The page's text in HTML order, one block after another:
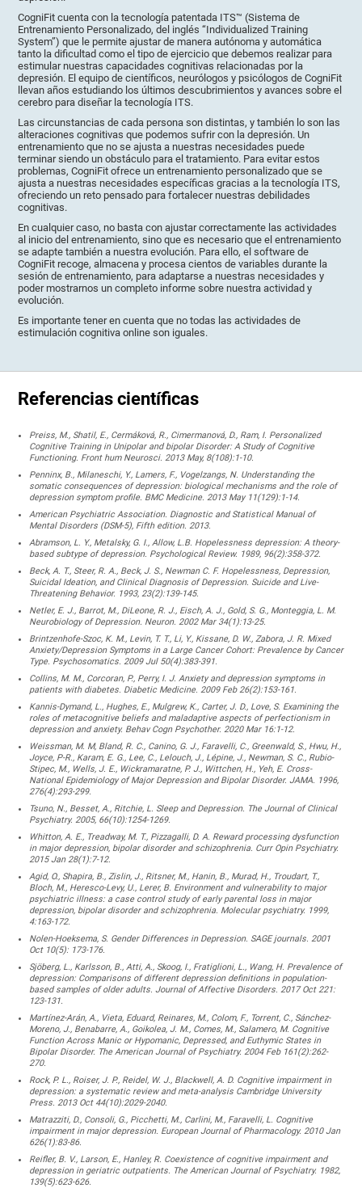
CogniFit cuenta con la tecnología patentada ITS™ (Sistema de
Entrenamiento Personalizado, del inglés “Individualized Training
System”) que le permite ajustar de manera autónoma y automática
tanto la dificultad como el tipo de ejercicio que debemos realizar para
estimular nuestras capacidades cognitivas relacionadas por la
depresión. El equipo de científicos, neurólogos y psicólogos de CogniFit
llevan años estudiando los últimos descubrimientos y avances sobre el
cerebro para diseñar la tecnología ITS.
Las circunstancias de cada persona son distintas, y también lo son las
alteraciones cognitivas que podemos sufrir con la depresión. Un
entrenamiento que no se ajusta a nuestras necesidades puede
terminar siendo un obstáculo para el tratamiento. Para evitar estos
problemas, CogniFit ofrece un entrenamiento personalizado que se
ajusta a nuestras necesidades específicas gracias a la tecnología ITS,
ofreciendo un reto pensado para fortalecer nuestras debilidades
cognitivas.
En cualquier caso, no basta con ajustar correctamente las actividades
al inicio del entrenamiento, sino que es necesario que el entrenamiento
se adapte también a nuestra evolución. Para ello, el software de
CogniFit recoge, almacena y procesa cientos de variables durante la
sesión de entrenamiento, para adaptarse a nuestras necesidades y
poder mostrarnos un completo informe sobre nuestra actividad y
evolución.
Es importante tener en cuenta que no todas las actividades de
estimulación cognitiva online son iguales.
Referencias científicas
Preiss, M., Shatil, E., Cermáková, R., Cimermanová, D., Ram, I. Personalized
Cognitive Training in Unipolar and bipolar Disorder: A Study of Cognitive
Functioning. Front hum Neurosci. 2013 May, 8(108):1-10.
Penninx, B., Milaneschi, Y., Lamers, F., Vogelzangs, N. Understanding the
somatic consequences of depression: biological mechanisms and the role of
depression symptom profile. BMC Medicine. 2013 May 11(129):1-14.
American Psychiatric Association. Diagnostic and Statistical Manual of
Mental Disorders (DSM-5), Fifth edition. 2013.
Abramson, L. Y., Metalsky, G. I., Allow, L.B. Hopelessness depression: A theory-
based subtype of depression. Psychological Review. 1989, 96(2):358-372.
Beck, A. T., Steer, R. A., Beck, J. S., Newman C. F. Hopelessness, Depression,
Suicidal Ideation, and Clinical Diagnosis of Depression. Suicide and Live-
Threatening Behavior. 1993, 23(2):139-145.
Netler, E. J., Barrot, M., DiLeone, R. J., Eisch, A. J., Gold, S. G., Monteggia, L. M.
Neurobiology of Depression. Neuron. 2002 Mar 34(1):13-25.
Brintzenhofe-Szoc, K. M., Levin, T. T., Li, Y., Kissane, D. W., Zabora, J. R. Mixed
Anxiety/Depression Symptoms in a Large Cancer Cohort: Prevalence by Cancer
Type. Psychosomatics. 2009 Jul 50(4):383-391.
Collins, M. M., Corcoran, P., Perry, I. J. Anxiety and depression symptoms in
patients with diabetes. Diabetic Medicine. 2009 Feb 26(2):153-161.
Kannis-Dymand, L., Hughes, E., Mulgrew, K., Carter, J. D., Love, S. Examining the
roles of metacognitive beliefs and maladaptive aspects of perfectionism in
depression and anxiety. Behav Cogn Psychother. 2020 Mar 16:1-12.
Weissman, M. M, Bland, R. C., Canino, G. J., Faravelli, C., Greenwald, S., Hwu, H.,
Joyce, P-R., Karam, E. G., Lee, C., Lelouch, J., Lépine, J., Newman, S. C., Rubio-
Stipec, M., Wells, J. E., Wickramaratne, P. J., Wittchen, H., Yeh, E. Cross-
National Epidemiology of Major Depression and Bipolar Disorder. JAMA. 1996,
276(4):293-299.
Tsuno, N., Besset, A., Ritchie, L. Sleep and Depression. The Journal of Clinical
Psychiatry. 2005, 66(10):1254-1269.
Whitton, A. E., Treadway, M. T., Pizzagalli, D. A. Reward processing dysfunction
in major depression, bipolar disorder and schizophrenia. Curr Opin Psychiatry.
2015 Jan 28(1):7-12.
Agid, O., Shapira, B., Zislin, J., Ritsner, M., Hanin, B., Murad, H., Troudart, T.,
Bloch, M., Heresco-Levy, U., Lerer, B. Environment and vulnerability to major
psychiatric illness: a case control study of early parental loss in major
depression, bipolar disorder and schizophrenia. Molecular psychiatry. 1999,
4:163-172.
Nolen-Hoeksema, S. Gender Differences in Depression. SAGE journals. 2001
Oct 10(5): 173-176.
Sjöberg, L., Karlsson, B., Atti, A., Skoog, I., Fratiglioni, L., Wang, H. Prevalence of
depression: Comparisons of different depression definitions in population-
based samples of older adults. Journal of Affective Disorders. 2017 Oct 221:
123-131.
Martínez-Arán, A., Vieta, Eduard, Reinares, M., Colom, F., Torrent, C., Sánchez-
Moreno, J., Benabarre, A., Goikolea, J. M., Comes, M., Salamero, M. Cognitive
Function Across Manic or Hypomanic, Depressed, and Euthymic States in
Bipolar Disorder. The American Journal of Psychiatry. 2004 Feb 161(2):262-
270.
Rock, P. L., Roiser, J. P., Reidel, W. J., Blackwell, A. D. Cognitive impairment in
depression: a systematic review and meta-analysis Cambridge University
Press. 2013 Oct 44(10):2029-2040.
Matrazziti, D., Consoli, G., Picchetti, M., Carlini, M., Faravelli, L. Cognitive
impairment in major depression. European Journal of Pharmacology. 2010 Jan
626(1):83-86.
Reifler, B. V., Larson, E., Hanley, R. Coexistence of cognitive impairment and
depression in geriatric outpatients. The American Journal of Psychiatry. 1982,
139(5):623-626.